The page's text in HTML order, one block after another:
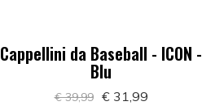
Cappellini da Baseball - ICON -
Blu
€ 39,99 € 31,99